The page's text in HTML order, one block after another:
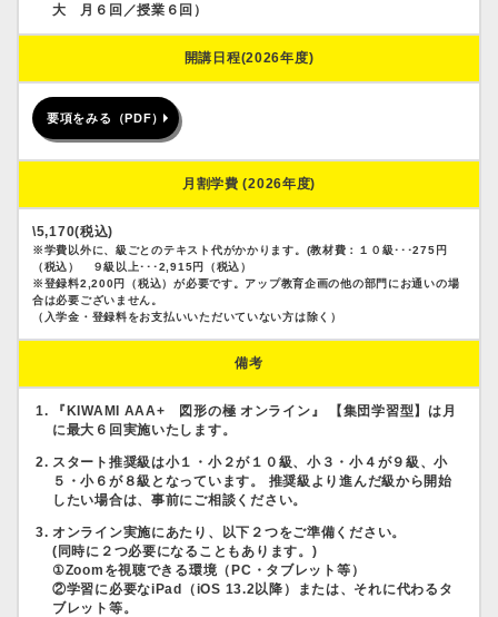
大 月６回／授業６回）
開講日程(2026年度)
要項をみる（PDF）
月割学費 (2026年度)
\5,170(税込)
※学費以外に、級ごとのテキスト代がかかります。(教材費：１０級･･･275円
（税込） ９級以上･･･2,915円（税込）
※登録料2,200円（税込）が必要です。アップ教育企画の他の部門にお通いの場
合は必要ございません。
（入学金・登録料をお支払いいただいていない方は除く）
備考
『KIWAMI AAA+ 図形の極 オンライン』 【集団学習型】は月
に最大６回実施いたします。
スタート推奨級は小１・小２が１０級、小３・小４が９級、小
５・小６が８級となっています。 推奨級より進んだ級から開始
したい場合は、事前にご相談ください。
オンライン実施にあたり、以下２つをご準備ください。
(同時に２つ必要になることもあります。)
①Zoomを視聴できる環境（PC・タブレット等）
②学習に必要なiPad（iOS 13.2以降）または、それに代わるタ
ブレット等。